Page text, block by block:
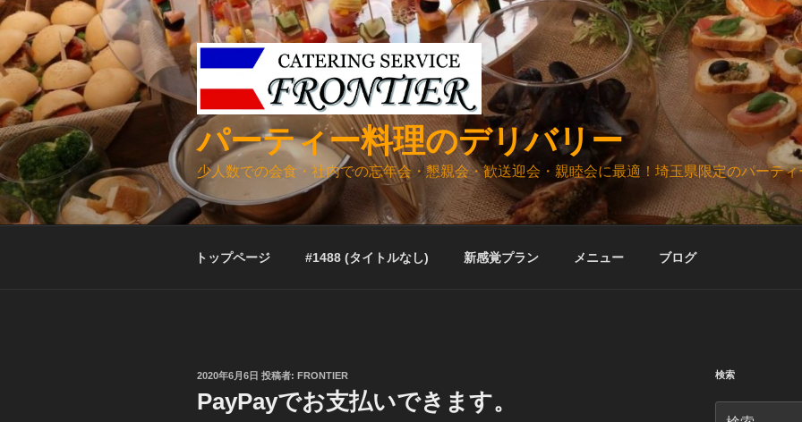
コ
ン
テ
ン
ツ
へ
ス
ッ
プ
パーティー料理のデリバリー
少人数での会食・社内での忘年会・懇親会・歓送迎会・親睦会に最適！埼玉県限定のパーテ
トップページ #1488 (タイトルなし) 新感覚プラン メニュー ブログ
投
日:
2020年6月6日 投稿者: FRONTIER
PayPayでお支払いできます。
検索